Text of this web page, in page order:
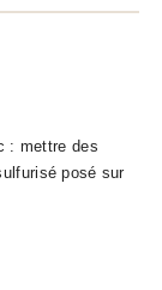
: mettre des
posé sur